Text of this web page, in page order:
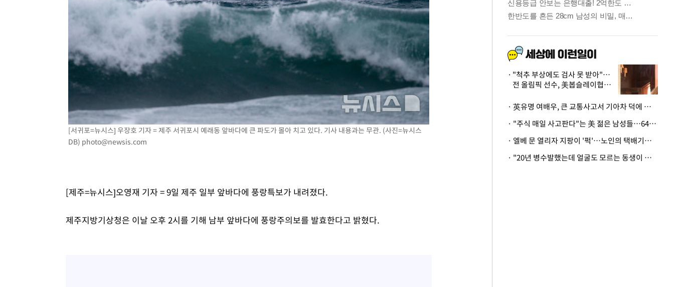
수도권 40도 육박 '펄펄'…동해안 일부 지역엔 호의주의보
온열질환 사망자 3명 늘어…누적 환자 3000명 돌파
강릉에 시간당 81.4㎜ 물폭탄…도로 잠기고 담벼락 붕괴
백운산서 80년근 천종산삼 9뿌리 발견…감정가 1.3억원
선재도서 해루질 나섰다 실종 60대, 닷새 만에 숨진 채 발견
남자 농구, 나고야 아시안게임서 '홈팀' 일본과 한일전
여수 오동도 해상서 모터보트 전복…1명 사망·1명 실종
극한폭염 한풀 꺾이지만…'낮 최고 35도' 무더위, 열대야 계속[다음주
축구협회 "압수수색·성접대 논란 사과…쇄신의 기회로 삼겠다"
[속보]'압수수색·성접대 논란' 축구협회 "실망과 걱정 안겨드려 죄송"
'최고 37도' 폭염 지속…강원동해안 최대 150㎜ 비
[서귀포=뉴시스] 우장호 기자 = 제주 서귀포시 예래동 앞바다에 큰 파도가 몰아 치고 있다. 기사 내용과는 무관. (사진=뉴시스
DB) photo@newsis.com
[제주=뉴시스]오영재 기자 = 9일 제주 일부 앞바다에 풍랑특보가 내려졌다.
제주지방기상청은 이날 오후 2시를 기해 남부 앞바다에 풍랑주의보를 발효한다고 밝혔다.
"척추 부상에도 검사 못 받아"…
전 올림픽 선수, 美봅슬레이협회
· 英유명 여배우, 큰 교통사고서 기아차 덕에 살았다
· "주식 매일 사고판다"는 美 젊은 남성들…64%가 "나는 인생의 패배자“
· 엘베 문 열리자 지팡이 '퍽'…노인의 택배기사 폭행 이유
· "20년 병수발했는데 얼굴도 모르는 동생이 유산 절반을"…배다른 형제 상속권 있을까